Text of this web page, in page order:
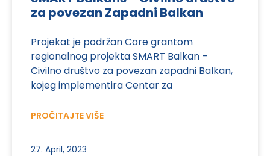
za povezan Zapadni Balkan
Projekat je podržan Core grantom
regionalnog projekta SMART Balkan –
Civilno društvo za povezan zapadni Balkan,
kojeg implementira Centar za
PROČITAJTE VIŠE
27. April, 2023